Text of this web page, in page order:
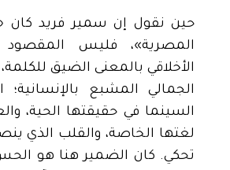
حين نقول إن سمير فريد كان
المصرية»، فليس
الأخلاقي بالمعنى الضيق
الجمالي المشبع بالإنسانية؛
السينما في حقيقتها الحية،
لغتها الخاصة، والقلب الذي
تحكي. كان الضمير هنا هو